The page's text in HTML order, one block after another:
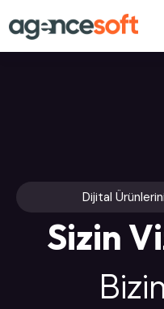
Dijital
SizinVi
Bizi